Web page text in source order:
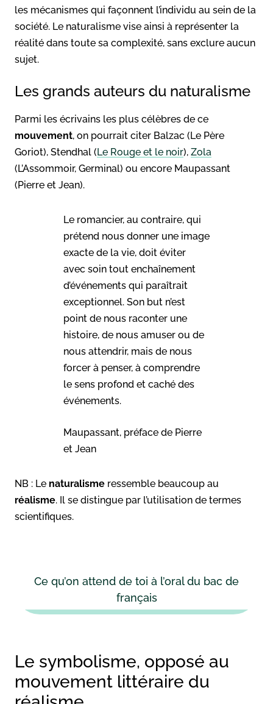
les mécanismes qui façonnent l’individu au sein de la
société. Le naturalisme vise ainsi à représenter la
réalité dans toute sa complexité, sans exclure aucun
sujet.
Les grands auteurs du naturalisme
Parmi les écrivains les plus célèbres de ce
mouvement, on pourrait citer Balzac (Le Père
Goriot), Stendhal (Le Rouge et le noir), Zola
(L’Assommoir, Germinal) ou encore Maupassant
(Pierre et Jean).
Le romancier, au contraire, qui
prétend nous donner une image
exacte de la vie, doit éviter
avec soin tout enchaînement
d’événements qui paraîtrait
exceptionnel. Son but n’est
point de nous raconter une
histoire, de nous amuser ou de
nous attendrir, mais de nous
forcer à penser, à comprendre
le sens profond et caché des
événements.
Maupassant, préface de Pierre
et Jean
NB : Le naturalisme ressemble beaucoup au
réalisme. Il se distingue par l’utilisation de termes
scientifiques.
Ce qu’on attend de toi à l’oral du bac de
français
Le symbolisme, opposé au
mouvement littéraire du